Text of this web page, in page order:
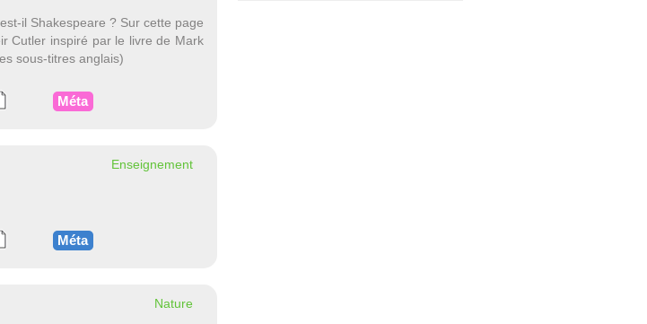
il Shakespeare ? Sur cette page
Cutler inspiré par le livre de Mark
sous-titres anglais)
Méta
Enseignement
Méta
Nature